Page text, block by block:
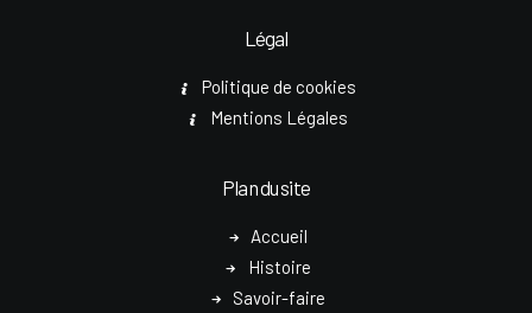
Légal
Politique de cookies
Mentions Légales
Plan du site
Accueil
Histoire
Savoir-faire